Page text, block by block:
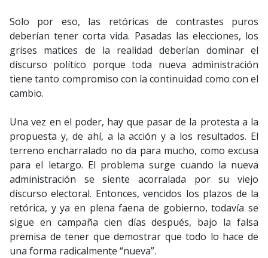
Solo por eso, las retóricas de contrastes puros
deberían tener corta vida. Pasadas las elecciones, los
grises matices de la realidad deberían dominar el
discurso político porque toda nueva administración
tiene tanto compromiso con la continuidad como con el
cambio.
Una vez en el poder, hay que pasar de la protesta a la
propuesta y, de ahí, a la acción y a los resultados. El
terreno encharralado no da para mucho, como excusa
para el letargo. El problema surge cuando la nueva
administración se siente acorralada por su viejo
discurso electoral. Entonces, vencidos los plazos de la
retórica, y ya en plena faena de gobierno, todavía se
sigue en campaña cien días después, bajo la falsa
premisa de tener que demostrar que todo lo hace de
una forma radicalmente “nueva”.